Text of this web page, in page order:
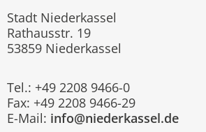
Stadt Niederkassel
Rathausstr. 19
53859 Niederkassel
Tel.: +49 2208 9466-0
Fax: +49 2208 9466-29
E-Mail: info@niederkassel.de